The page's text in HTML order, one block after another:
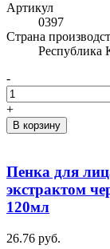
Артикул
0397
Cтрана
Республика
-
+
В корзину
Пенка для
экстрактом
120мл
26.76 руб.